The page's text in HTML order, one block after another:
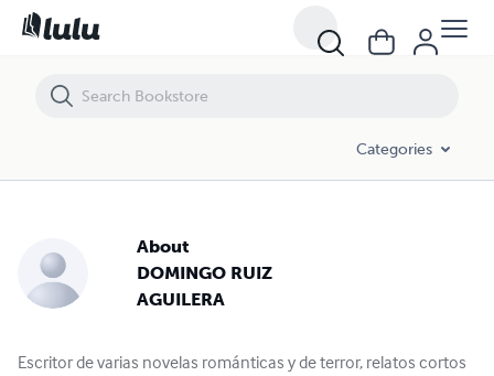
Categories
About
DOMINGO RUIZ
AGUILERA
Escritor de varias novelas románticas y de terror, relatos cortos